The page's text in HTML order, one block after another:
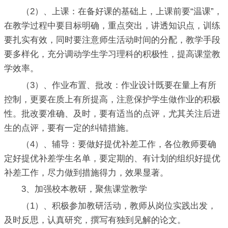
（2）、上课：在备好课的基础上，上课前要“温课”，
在教学过程中要目标明确，重点突出，讲透知识点，训练
要扎实有效，同时要注意师生活动时间的分配，教学手段
要多样化，充分调动学生学习理科的积极性，提高课堂教
学效率。
（3）、作业布置、批改：作业设计既要在量上有所
控制，更要在质上有所提高，注意保护学生做作业的积极
性。批改要准确、及时，要有适当的点评，尤其关注后进
生的点评，要有一定的纠错措施。
（4）、辅导：要做好提优补差工作，各位教师要确
定好提优补差学生名单，要定期的、有计划的组织好提优
补差工作，尽力做到措施得力，效果显著。
3、加强校本教研，聚焦课堂教学
（1）、积极参加教研活动，教师从岗位实践出发，
及时反思，认真研究，撰写有独到见解的论文。